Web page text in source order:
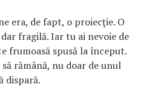
era, de fapt, o proiecție. O
fragilă. Iar tu ai nevoie de
frumoasă spusă la început.
rămână, nu doar de unul
dispară.